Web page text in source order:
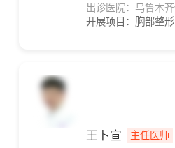
开展项目： 胸部整形
王卜宣
主任医师